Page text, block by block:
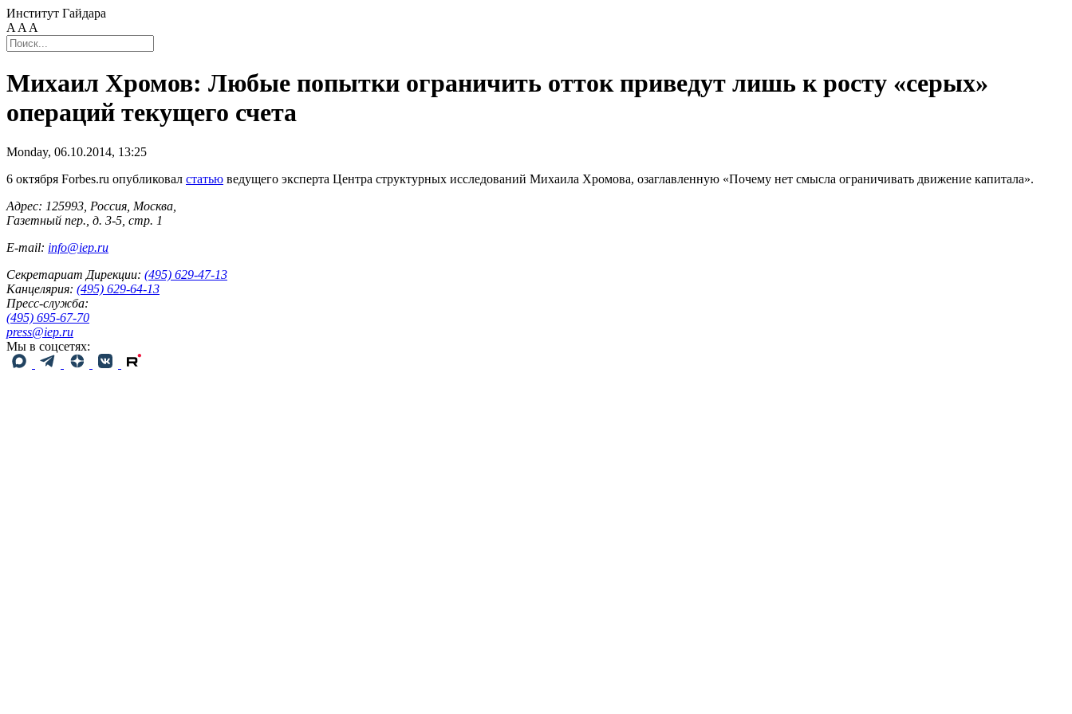
Институт Гайдара
A A A
Михаил Хромов: Любые попытки ограничить отток приведут лишь к росту «серых»
операций текущего счета
Monday, 06.10.2014, 13:25
6 октября Forbes.ru опубликовал статью ведущего эксперта Центра структурных исследований Михаила Хромова, озаглавленную «Почему нет смысла ограничивать движение капитала».
Адрес: 125993, Россия, Москва,
Газетный пер., д. 3-5, стр. 1
E-mail: info@iep.ru
Секретариат Дирекции: (495) 629-47-13
Канцелярия: (495) 629-64-13
Пресс-служба:
(495) 695-67-70
press@iep.ru
Мы в соцсетях: